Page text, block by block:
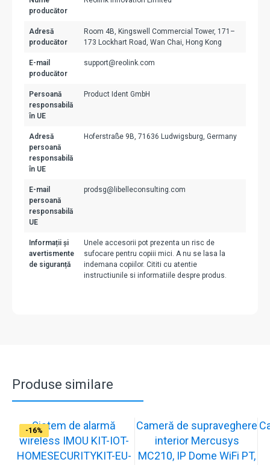
producător
Adresă
producător
Room 4B, Kingswell Commercial Tower, 171–
173 Lockhart Road, Wan Chai, Hong Kong
E-mail
producător
support@reolink.com
Persoană
responsabilă
în UE
Product Ident GmbH
Adresă
persoană
responsabilă
în UE
Hoferstraße 9B, 71636 Ludwigsburg, Germany
E-mail
persoană
responsabilă
UE
prodsg@libelleconsulting.com
Informații și
avertismente
de siguranță
Unele accesorii pot prezenta un risc de
sufocare pentru copiii mici. A nu se lasa la
indemana copiilor. Cititi cu atentie
instructiunile si informatiile despre produs.
Produse similare
-31%
Sistem de alarmă
wireless IMOU KIT-IOT-
HOMESECURITYKIT-EU-
-19%
Cameră de supraveghere
interior Mercusys
MC210, IP Dome WiFi PT,
-21%
-13%
-15%
-20%
-12%
-13%
-16%